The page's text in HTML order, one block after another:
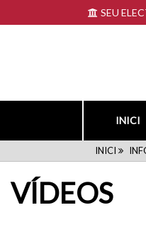
al
SEU
INICI
FIL
INICI
VÍDEOS